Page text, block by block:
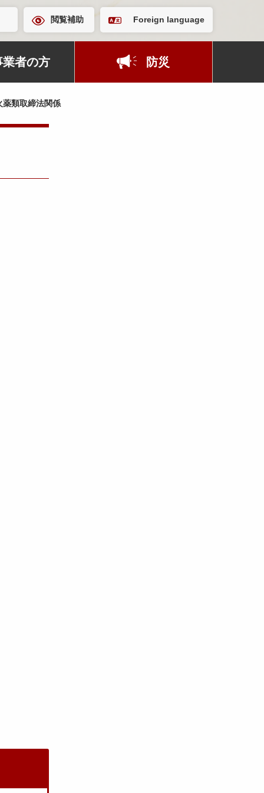
閲覧補助 Foreign language
業者の方 防災
類取締法関係